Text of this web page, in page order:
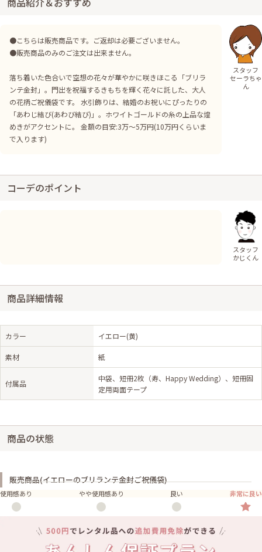
●こちらは販売商品です。ご返却は必要ございません。
●販売商品のみのご注文は出来ません。
落ち着いた色合いで空想の花々が華やかに咲きほこる「ブリラ
ンテ金封」。門出を祝福するきもちを輝く花々に託した、大人
の花柄ご祝儀袋です。 水引飾りは、結婚のお祝いにぴったりの
「あわじ結び(あわび結び)」。ホワイトゴールドの糸の上品な煌
めきがアクセントに。 金額の目安:3万～5万円(10万円くらいま
で入ります)
スタッフ
セーラちゃ
ん
コーデのポイント
スタッフ
かじくん
商品詳細情報
カラー イエロー(黄)
素材 紙
付属品
中袋、短冊2枚（寿、Happy Wedding）、短冊固
定用両面テープ
商品の状態
販売商品(イエローのブリランテ金封ご祝儀袋)
使用感あり やや使用感あり 良い 非常に良い